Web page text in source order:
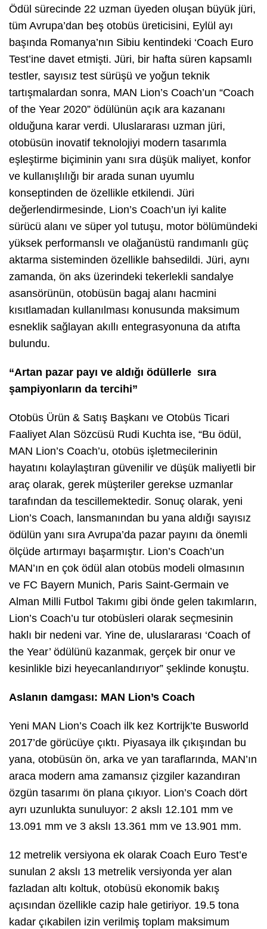
Ödül sürecinde 22 uzman üyeden oluşan büyük jüri,
tüm Avrupa’dan beş otobüs üreticisini, Eylül ayı
başında Romanya’nın Sibiu kentindeki ‘Coach Euro
Test’ine davet etmişti. Jüri, bir hafta süren kapsamlı
testler, sayısız test sürüşü ve yoğun teknik
tartışmalardan sonra, MAN Lion’s Coach’un “Coach
of the Year 2020” ödülünün açık ara kazananı
olduğuna karar verdi. Uluslararası uzman jüri,
otobüsün inovatif teknolojiyi modern tasarımla
eşleştirme biçiminin yanı sıra düşük maliyet, konfor
ve kullanışlılığı bir arada sunan uyumlu
konseptinden de özellikle etkilendi. Jüri
değerlendirmesinde, Lion’s Coach’un iyi kalite
sürücü alanı ve süper yol tutuşu, motor bölümündeki
yüksek performanslı ve olağanüstü randımanlı güç
aktarma sisteminden özellikle bahsedildi. Jüri, aynı
zamanda, ön aks üzerindeki tekerlekli sandalye
asansörünün, otobüsün bagaj alanı hacmini
kısıtlamadan kullanılması konusunda maksimum
esneklik sağlayan akıllı entegrasyonuna da atıfta
bulundu.
“Artan pazar payı ve aldığı ödüllerle sıra
şampiyonların da tercihi”
Otobüs Ürün & Satış Başkanı ve Otobüs Ticari
Faaliyet Alan Sözcüsü Rudi Kuchta ise, “Bu ödül,
MAN Lion’s Coach’u, otobüs işletmecilerinin
hayatını kolaylaştıran güvenilir ve düşük maliyetli bir
araç olarak, gerek müşteriler gerekse uzmanlar
tarafından da tescillemektedir. Sonuç olarak, yeni
Lion’s Coach, lansmanından bu yana aldığı sayısız
ödülün yanı sıra Avrupa’da pazar payını da önemli
ölçüde artırmayı başarmıştır. Lion’s Coach’un
MAN’ın en çok ödül alan otobüs modeli olmasının
ve FC Bayern Munich, Paris Saint-Germain ve
Alman Milli Futbol Takımı gibi önde gelen takımların,
Lion’s Coach’u tur otobüsleri olarak seçmesinin
haklı bir nedeni var. Yine de, uluslararası ‘Coach of
the Year’ ödülünü kazanmak, gerçek bir onur ve
kesinlikle bizi heyecanlandırıyor” şeklinde konuştu.
Aslanın damgası: MAN Lion’s Coach
Yeni MAN Lion’s Coach ilk kez Kortrijk’te Busworld
2017’de görücüye çıktı. Piyasaya ilk çıkışından bu
yana, otobüsün ön, arka ve yan taraflarında, MAN’ın
araca modern ama zamansız çizgiler kazandıran
özgün tasarımı ön plana çıkıyor. Lion’s Coach dört
ayrı uzunlukta sunuluyor: 2 akslı 12.101 mm ve
13.091 mm ve 3 akslı 13.361 mm ve 13.901 mm.
12 metrelik versiyona ek olarak Coach Euro Test’e
sunulan 2 akslı 13 metrelik versiyonda yer alan
fazladan altı koltuk, otobüsü ekonomik bakış
açısından özellikle cazip hale getiriyor. 19.5 tona
kadar çıkabilen izin verilmiş toplam maksimum